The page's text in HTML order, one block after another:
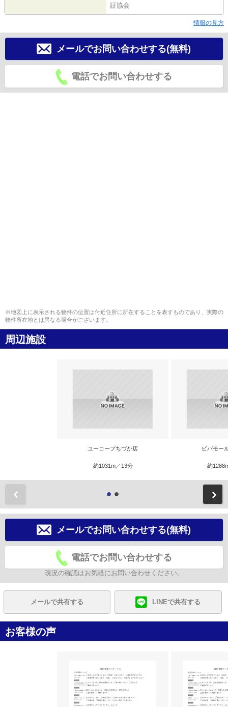
証協会
情報の見方
メールでお問い合わせする(無料)
電話でお問い合わせする
※地図上に表示される物件の位置は付近住所に所在することを表すものであり、実際の
物件所在地とは異なる場合がございます。
周辺施設
ユーコープちづか店
約1031m／13分
ビバモー
約
メールでお問い合わせする(無料)
電話でお問い合わせする
現況の確認はお気軽にお問い合わせください。
メールで共有する LINEで共有する
お客様の声